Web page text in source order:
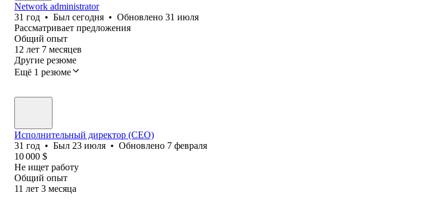
Network administrator
31 год • Был сегодня • Обновлено 31 июля
Рассматривает предложения
Общий опыт
12 лет 7 месяцев
Другие резюме
Ещё 1 резюме
Исполнительный директор (CEO)
31 год • Был 23 июля • Обновлено 7 февраля
10 000 $
Не ищет работу
Общий опыт
11 лет 3 месяца